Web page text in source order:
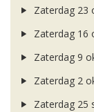
Zaterdag 23
Zaterdag 16
Zaterdag 9
Zaterdag 2
Zaterdag 25